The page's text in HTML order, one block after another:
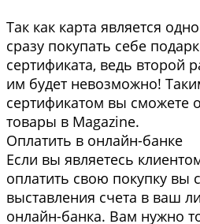
Так как карта является
сразу покупать себе
сертификата, ведь второй
им будет невозможно!
сертификатом вы сможете
товары в Magazine.
Оплатить в онлайн-банке
Если вы являетесь
оплатить свою покупку вы
выставления счета в ваш
онлайн-банка. Вам нужно